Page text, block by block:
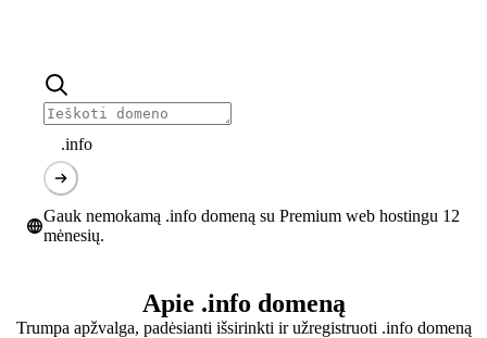
.info
Gauk nemokamą .info domeną su Premium web hostingu 12
mėnesių.
Apie .info domeną
Trumpa apžvalga, padėsianti išsirinkti ir užregistruoti .info domeną